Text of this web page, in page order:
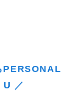
PERSONAL
／